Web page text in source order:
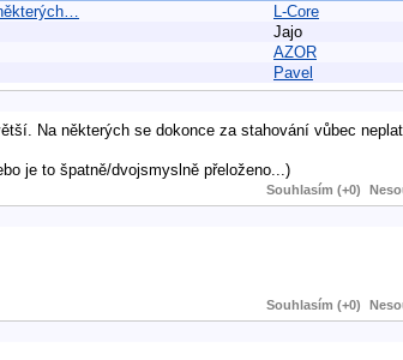
L-Core
Jajo
AZOR
Pavel
Na některých se dokonce za stahování vůbec
je to špatně/dvojsmyslně přeloženo...)
Souhlasím (+0)
Souhlasím (+0)